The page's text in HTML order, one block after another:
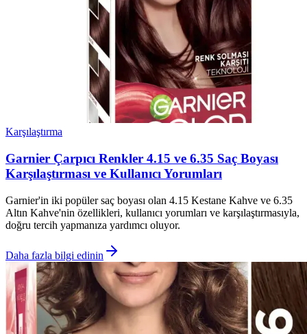
Karşılaştırma
Garnier Çarpıcı Renkler 4.15 ve 6.35 Saç Boyası
Karşılaştırması ve Kullanıcı Yorumları
Garnier'in iki popüler saç boyası olan 4.15 Kestane Kahve ve 6.35
Altın Kahve'nin özellikleri, kullanıcı yorumları ve karşılaştırmasıyla,
doğru tercih yapmanıza yardımcı oluyor.
Daha fazla bilgi edinin